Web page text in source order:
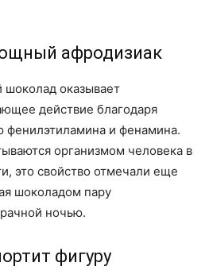
афродизиак
оказывает
действие благодаря
и фенамина.
организмом человека в
это свойство отмечали еще
шоколадом пару
ночью.
фигуру